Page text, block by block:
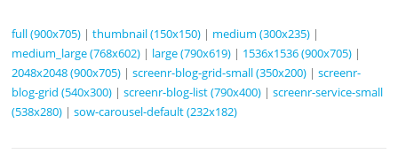
full (900x705) |thumbnail (150x150) | medium (300x235) |
medium_large (768x602) | large (790x619) | 1536x1536 (900x705) |
2048x2048 (900x705) |screenr-blog-grid-small (350x200) |screenr-
blog-grid (540x300) |screenr-blog-list (790x400) |screenr-service-small
(538x280) |sow-carousel-default (232x182)